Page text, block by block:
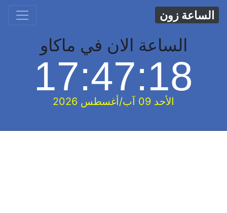
الساعة زون
الساعة الان في ماكاو
17:47:19
الأحد 09 آب/أغسطس 2026